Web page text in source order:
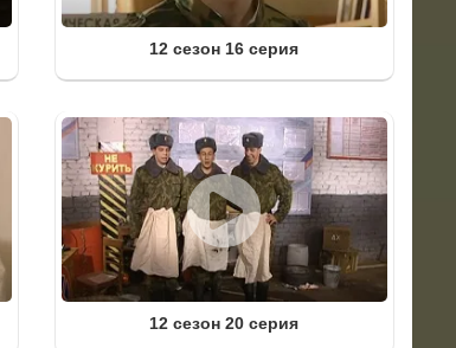
12 сезон 16 серия
12 сезон 20 серия